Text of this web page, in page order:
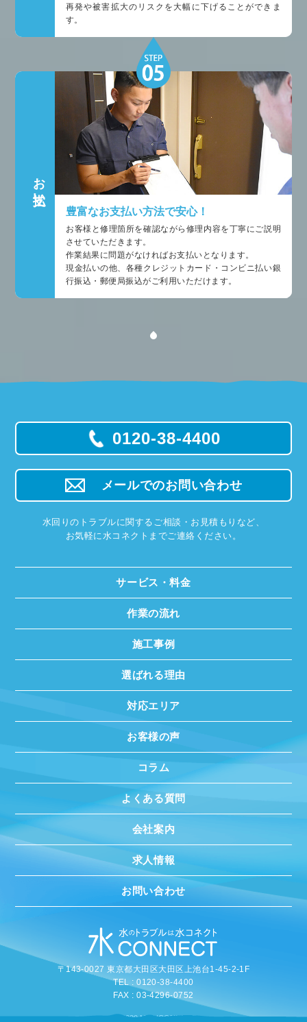
再発や被害拡大のリスクを大幅に下げることができま
す。
お支払い
豊富なお支払い方法で安心！
お客様と修理箇所を確認ながら修理内容を丁寧にご説明
させていただきます。
作業結果に問題がなければお支払いとなります。
現金払いの他、各種クレジットカード・コンビニ払い銀
行振込・郵便局振込がご利用いただけます。
0120-38-4400
メールでのお問い合わせ
水回りのトラブルに関するご相談・お見積もりなど、
お気軽に水コネクトまでご連絡ください。
サービス・料金
作業の流れ
施工事例
選ばれる理由
対応エリア
お客様の声
コラム
よくある質問
会社案内
求人情報
お問い合わせ
〒143-0027 東京都大田区大田区上池台1-45-2-1F
TEL : 0120-38-4400
FAX : 03-4296-0752
© 2020 MIZUCONNECT